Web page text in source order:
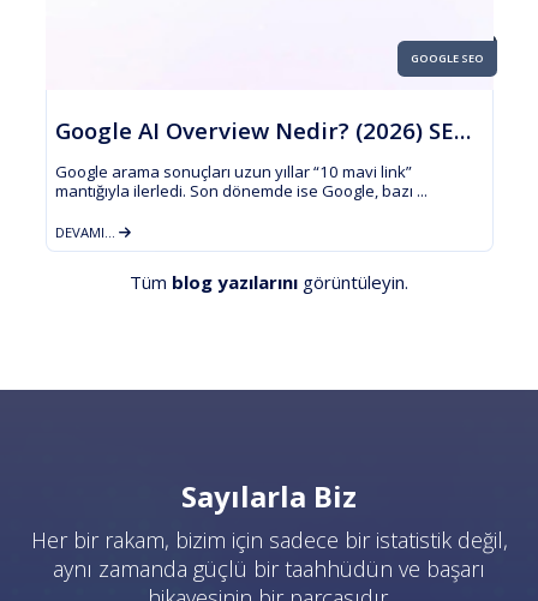
GOOGLE SEO
Google AI Overview Nedir? (2026) SEO’ya Etkileri, ...
Google arama sonuçları uzun yıllar “10 mavi link”
mantığıyla ilerledi. Son dönemde ise Google, bazı ...
DEVAMI...
Tüm blog yazılarını görüntüleyin.
Sayılarla Biz
Her bir rakam, bizim için sadece bir istatistik değil,
aynı zamanda güçlü bir taahhüdün ve başarı